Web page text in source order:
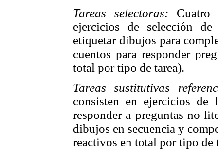
Tareas selectoras: Cuatro
ejercicios de selección de
etiquetar dibujos para
cuentos para responder
total por tipo de tarea).
Tareas sustitutivas
consisten en ejercicios de
responder a preguntas no
dibujos en secuencia y
reactivos en total por tipo de